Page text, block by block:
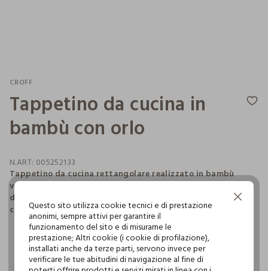
CROFF
Tappetino da cucina in
bambù con orlo
N.ART: 005252133
Tappetino da cucina rettangolare realizzato in bambù
verniciato marrone scuro. Le listarelle in legno lucido, facili
da pulire, sono incorniciate da un orlo in tessuto a
contrasto. Dimensioni: 100 x 50 cm.
pdp.loyalty.section.advantages
Questo sito utilizza cookie tecnici e di prestazione
anonimi, sempre attivi per garantire il
funzionamento del sito e di misurarne le
prestazione; Altri cookie (i cookie di profilazione),
installati anche da terze parti, servono invece per
verificare le tue abitudini di navigazione al fine di
Continua senza accettare